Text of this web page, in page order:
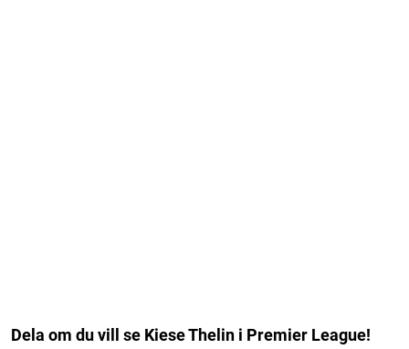
Dela om du vill se Kiese Thelin i Premier League!